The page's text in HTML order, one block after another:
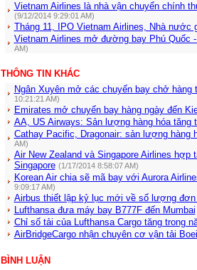
Vietnam Airlines là nhà vận chuyển chính
(9/12/2014 9:29:01 AM)
Tháng 11, IPO Vietnam Airlines, Nhà nước
Vietnam Airlines mở đường bay Phú Quốc
AM)
THÔNG TIN KHÁC
Ngân Xuyên mở các chuyến bay chở hàng
10:21:21 AM)
Emirates mở chuyến bay hàng ngày đến
AA, US Airways: Sản lượng hàng hóa tăng
Cathay Pacific, Dragonair: sản lượng hàng
AM)
Air New Zealand và Singapore Airlines
Singapore (1/17/2014 8:58:07 AM)
Korean Air chia sẽ mã bay với Aurora
9:09:17 AM)
Airbus thiết lập kỷ lục mới về số lượng đơn
Lufthansa đưa máy bay B777F đến Mumbai
Chỉ số tải của Lufthansa Cargo tăng trong
AirBridgeCargo nhận chuyên cơ vận tải
BÌNH LUẬN